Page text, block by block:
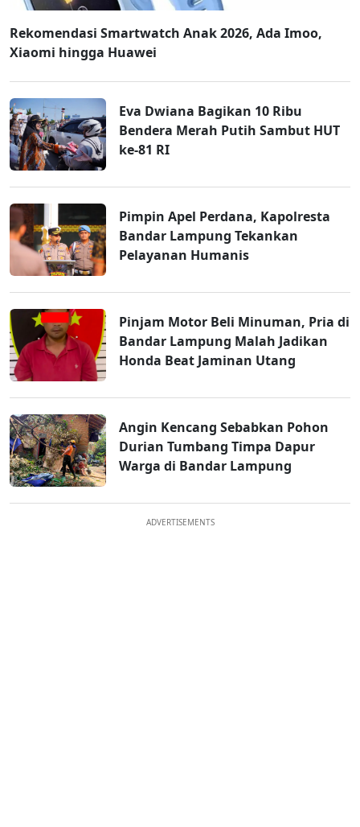
Rekomendasi Smartwatch Anak 2026, Ada Imoo,
Xiaomi hingga Huawei
Eva Dwiana Bagikan 10 Ribu
Bendera Merah Putih Sambut HUT
ke-81 RI
Pimpin Apel Perdana, Kapolresta
Bandar Lampung Tekankan
Pelayanan Humanis
Pinjam Motor Beli Minuman, Pria di
Bandar Lampung Malah Jadikan
Honda Beat Jaminan Utang
Angin Kencang Sebabkan Pohon
Durian Tumbang Timpa Dapur
Warga di Bandar Lampung
ADVERTISEMENTS